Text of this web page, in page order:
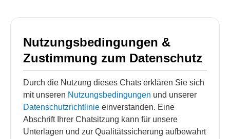
Nutzungsbedingungen &
Zustimmung zum Datenschutz
Durch die Nutzung dieses Chats erklären Sie sich
mit unseren Nutzungsbedingungen und unserer
Datenschutzrichtlinie einverstanden. Eine
Abschrift Ihrer Chatsitzung kann für unsere
Unterlagen und zur Qualitätssicherung aufbewahrt